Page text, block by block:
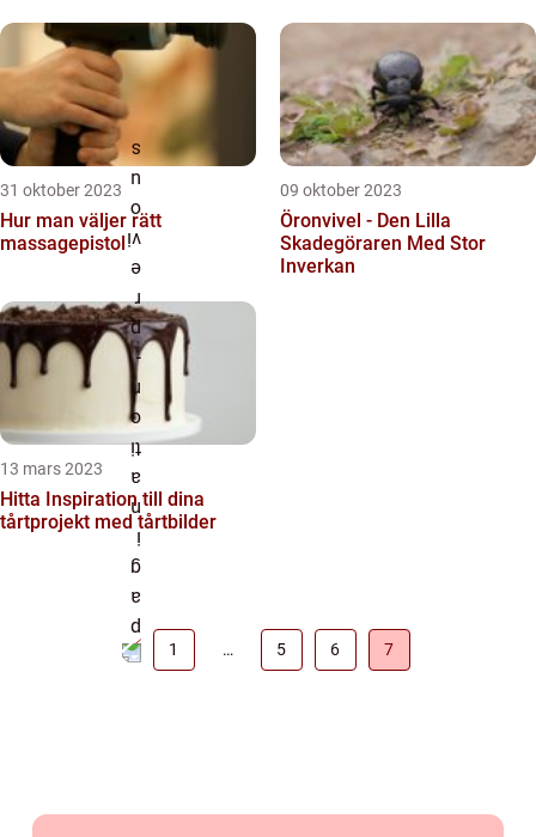
31 oktober 2023
Hur man väljer rätt
massagepistol
09 oktober 2023
Öronvivel - Den Lilla
Skadegöraren Med Stor
Inverkan
13 mars 2023
Hitta Inspiration till dina
tårtprojekt med tårtbilder
1 … 5 6 7